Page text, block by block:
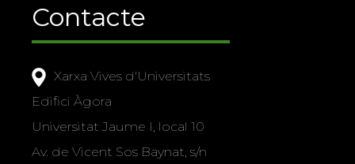
Contacte
Xarxa Vives d'Universitats
Edifici Àgora
Universitat Jaume I, local 10
Av. de Vicent Sos Baynat, s/n